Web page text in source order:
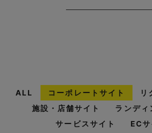
ALL コーポレートサイト
リ
施設・店舗サイト
ランディ
サービスサイト
ECサ